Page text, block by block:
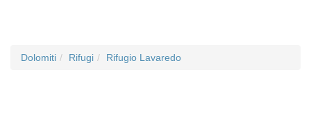
Dolomiti Rifugi Rifugio Lavaredo